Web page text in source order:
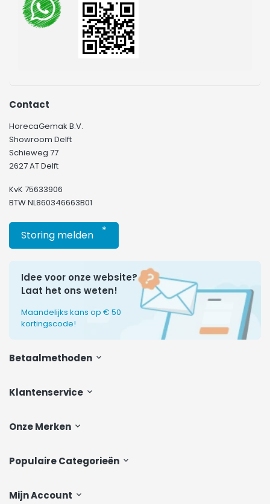
Klantenservice
Onze Merken
Populaire Categorieën
Mijn Account
Contact
HorecaGemak B.V.
Showroom Delft
Schieweg 77
2627 AT Delft
KvK 75633906
BTW NL860346663B01
Storing melden *
Idee voor onze website?
Laat het ons weten!
Maandelijks kans op € 50
kortingscode!
Betaalmethoden